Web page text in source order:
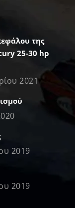
της
25-30 hp
2021
2019
2019